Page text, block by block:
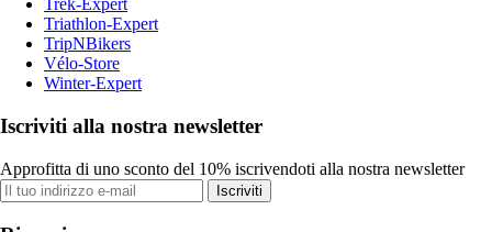
Trek-Expert
Triathlon-Expert
TripNBikers
Vélo-Store
Winter-Expert
Iscriviti alla nostra newsletter
Approfitta di uno sconto del 10% iscrivendoti alla nostra newsletter
Iscriviti